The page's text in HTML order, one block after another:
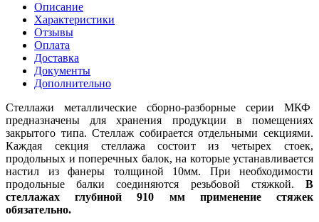
Описание
Характеристики
Отзывы
Оплата
Доставка
Документы
Дополнительно
Стеллажи металлические сборно-разборные серии МКФ
предназначены для хранения продукции в помещениях
закрытого типа. Стеллаж собирается отдельными секциями.
Каждая секция стеллажа состоит из четырех стоек,
продольных и поперечных балок, на которые устанавливается
настил из фанеры толщиной 10мм. При необходимости
продольные балки соединяются резьбовой стяжкой. В
стеллажах глубиной 910 мм применение стяжек
обязательно.